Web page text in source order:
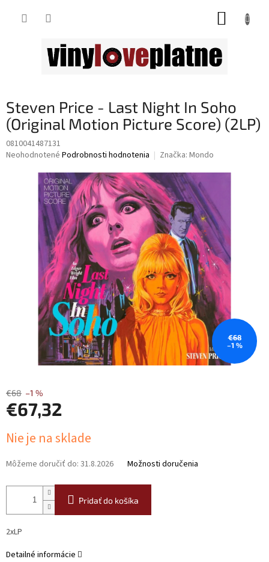
Steven Price - Last Night In Soho
(Original Motion Picture Score) (2LP)
0810041487131
Priemerné
hviezdičiek.
Neohodnotené Podrobnosti hodnotenia Značka: Mondo
€68
–1 %
€68 –1 %
€67,32
cena:
Nie je na sklade
Môžeme doručiť do: 31.8.2026 Možnosti doručenia
Pridať do košíka
2xLP
Detailné informácie